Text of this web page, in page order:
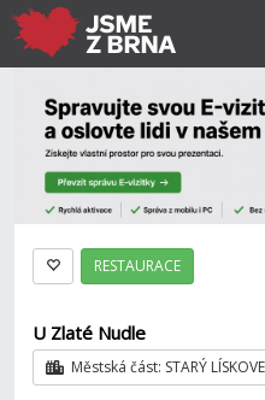
RESTAURACE
U Zlaté Nudle
Městská část: STARÝ